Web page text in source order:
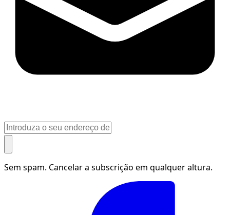
Sem spam. Cancelar a subscrição em qualquer altura.